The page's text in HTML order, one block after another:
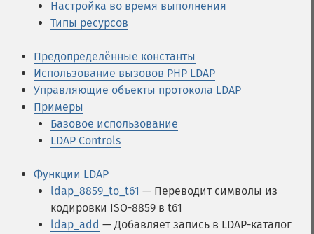
Настройка во время выполнения
Типы ресурсов
Предопределённые константы
Использование вызовов PHP LDAP
Управляющие объекты протокола LDAP
Примеры
Базовое использование
LDAP Controls
Функции LDAP
ldap_8859_to_t61 — Переводит символы из
кодировки ISO-8859 в t61
ldap_add — Добавляет запись в LDAP-каталог